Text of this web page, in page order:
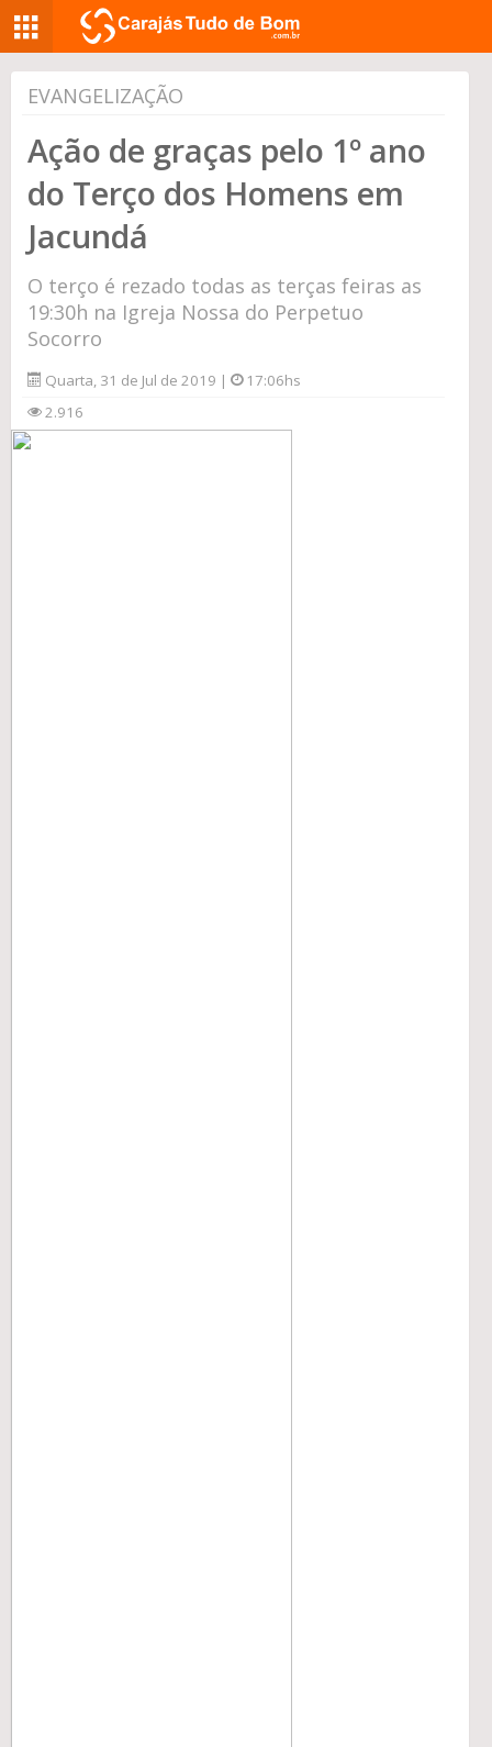
EVANGELIZAÇÃO
Ação de graças pelo 1º ano
do Terço dos Homens em
Jacundá
O terço é rezado todas as terças feiras as
19:30h na Igreja Nossa do Perpetuo
Socorro
Quarta, 31 de Jul de 2019 |
17:06hs
2.916